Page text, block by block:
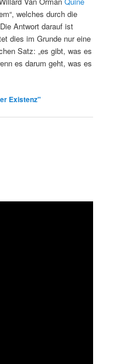
welches durch die
Antwort darauf ist
dies im Grunde nur eine
Satz: „es gibt, was es
es darum geht, was es
Existenz"